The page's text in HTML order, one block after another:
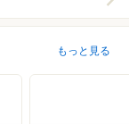
もっと見る